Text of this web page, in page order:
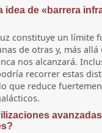
idea de «barrera
constituye un límite
de otras y, más allá
nos alcanzará.
recorrer estas
que reduce